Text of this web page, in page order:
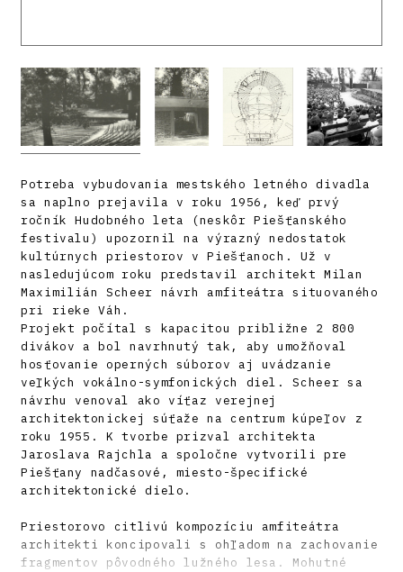
Potreba vybudovania mestského letného divadla
sa naplno prejavila v roku 1956, keď prvý
ročník Hudobného leta (neskôr Piešťanského
festivalu) upozornil na výrazný nedostatok
kultúrnych priestorov v Piešťanoch. Už v
nasledujúcom roku predstavil architekt Milan
Maximilián Scheer návrh amfiteátra situovaného
pri rieke Váh.
Projekt počítal s kapacitou približne 2 800
divákov a bol navrhnutý tak, aby umožňoval
hosťovanie operných súborov aj uvádzanie
veľkých vokálno-symfonických diel. Scheer sa
návrhu venoval ako víťaz verejnej
architektonickej súťaže na centrum kúpeľov z
roku 1955. K tvorbe prizval architekta
Jaroslava Rajchla a spoločne vytvorili pre
Piešťany nadčasové, miesto-špecifické
architektonické dielo.
Priestorovo citlivú kompozíciu amfiteátra
architekti koncipovali s ohľadom na zachovanie
fragmentov pôvodného lužného lesa. Mohutné